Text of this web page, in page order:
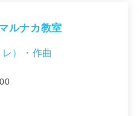
ルナカ教室
）・作曲